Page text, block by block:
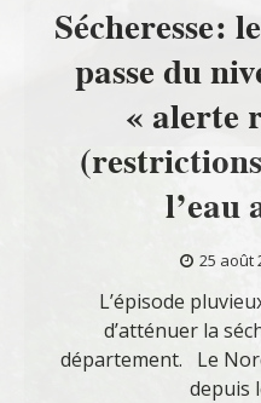
Sécheresse:
passe du
« alerte
l’eau
25 août
L’épisode
d’atténuer la
département. Le
depuis